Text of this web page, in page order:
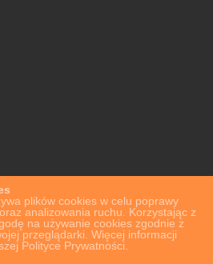
plików cookies w celu poprawy
analizowania ruchu. Korzystając z
na używanie cookies zgodnie z
przeglądarki. Więcej informacji
Polityce Prywatności.